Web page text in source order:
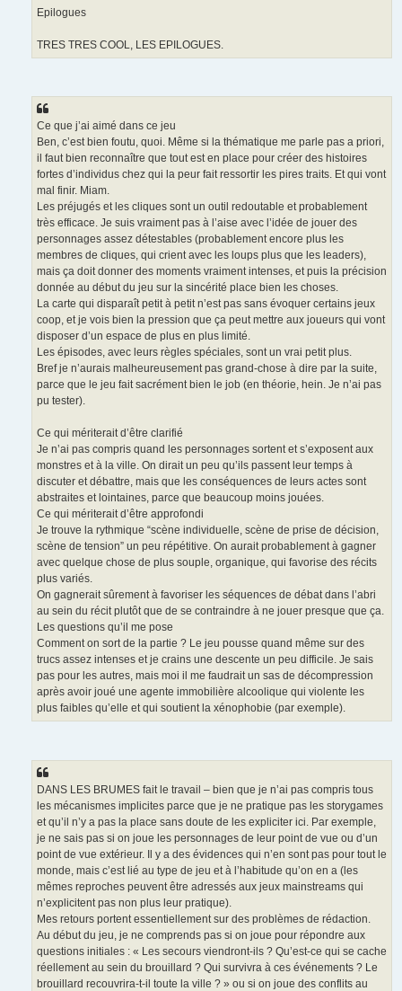
Epilogues
TRES TRES COOL, LES EPILOGUES.
Ce que j’ai aimé dans ce jeu
Ben, c’est bien foutu, quoi. Même si la thématique me parle pas a priori,
il faut bien reconnaître que tout est en place pour créer des histoires
fortes d’individus chez qui la peur fait ressortir les pires traits. Et qui vont
mal finir. Miam.
Les préjugés et les cliques sont un outil redoutable et probablement
très efficace. Je suis vraiment pas à l’aise avec l’idée de jouer des
personnages assez détestables (probablement encore plus les
membres de cliques, qui crient avec les loups plus que les leaders),
mais ça doit donner des moments vraiment intenses, et puis la précision
donnée au début du jeu sur la sincérité place bien les choses.
La carte qui disparaît petit à petit n’est pas sans évoquer certains jeux
coop, et je vois bien la pression que ça peut mettre aux joueurs qui vont
disposer d’un espace de plus en plus limité.
Les épisodes, avec leurs règles spéciales, sont un vrai petit plus.
Bref je n’aurais malheureusement pas grand-chose à dire par la suite,
parce que le jeu fait sacrément bien le job (en théorie, hein. Je n’ai pas
pu tester).
Ce qui mériterait d’être clarifié
Je n’ai pas compris quand les personnages sortent et s’exposent aux
monstres et à la ville. On dirait un peu qu’ils passent leur temps à
discuter et débattre, mais que les conséquences de leurs actes sont
abstraites et lointaines, parce que beaucoup moins jouées.
Ce qui mériterait d’être approfondi
Je trouve la rythmique “scène individuelle, scène de prise de décision,
scène de tension” un peu répétitive. On aurait probablement à gagner
avec quelque chose de plus souple, organique, qui favorise des récits
plus variés.
On gagnerait sûrement à favoriser les séquences de débat dans l’abri
au sein du récit plutôt que de se contraindre à ne jouer presque que ça.
Les questions qu’il me pose
Comment on sort de la partie ? Le jeu pousse quand même sur des
trucs assez intenses et je crains une descente un peu difficile. Je sais
pas pour les autres, mais moi il me faudrait un sas de décompression
après avoir joué une agente immobilière alcoolique qui violente les
plus faibles qu’elle et qui soutient la xénophobie (par exemple).
DANS LES BRUMES fait le travail – bien que je n’ai pas compris tous
les mécanismes implicites parce que je ne pratique pas les storygames
et qu’il n’y a pas la place sans doute de les expliciter ici. Par exemple,
je ne sais pas si on joue les personnages de leur point de vue ou d’un
point de vue extérieur. Il y a des évidences qui n’en sont pas pour tout le
monde, mais c’est lié au type de jeu et à l’habitude qu’on en a (les
mêmes reproches peuvent être adressés aux jeux mainstreams qui
n’explicitent pas non plus leur pratique).
Mes retours portent essentiellement sur des problèmes de rédaction.
Au début du jeu, je ne comprends pas si on joue pour répondre aux
questions initiales : « Les secours viendront-ils ? Qu’est-ce qui se cache
réellement au sein du brouillard ? Qui survivra à ces événements ? Le
brouillard recouvrira-t-il toute la ville ? » ou si on joue des conflits au